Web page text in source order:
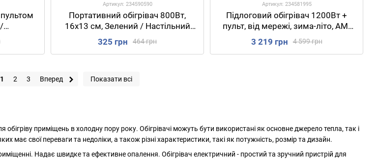
обігріву приміщень в холодну пору року. Обігрівачі можуть бути використані як основне джерело тепла, так і
має свої переваги та недоліки, а також різні характеристики, такі як потужність, розмір та дизайн.
Надає швидке та ефективне опалення. Обігрівач електричний - простий та зручний пристрій для
пультом
/
Артикул: 234590590
Портативний обігрівач 800Вт,
16х13 см, Зелений / Настільний
обігрівач / Тепловентилятор /
Електричний обігрівач
464 грн
325 грн
Артикул: 234581995
Підлоговий обігрівач 1200Вт +
пульт, від мережі, зима-літо, AM-
018JR / Електричний
тепловентилятор /
4 599 грн
3 219 грн
1 2 3 Вперед Показати всі